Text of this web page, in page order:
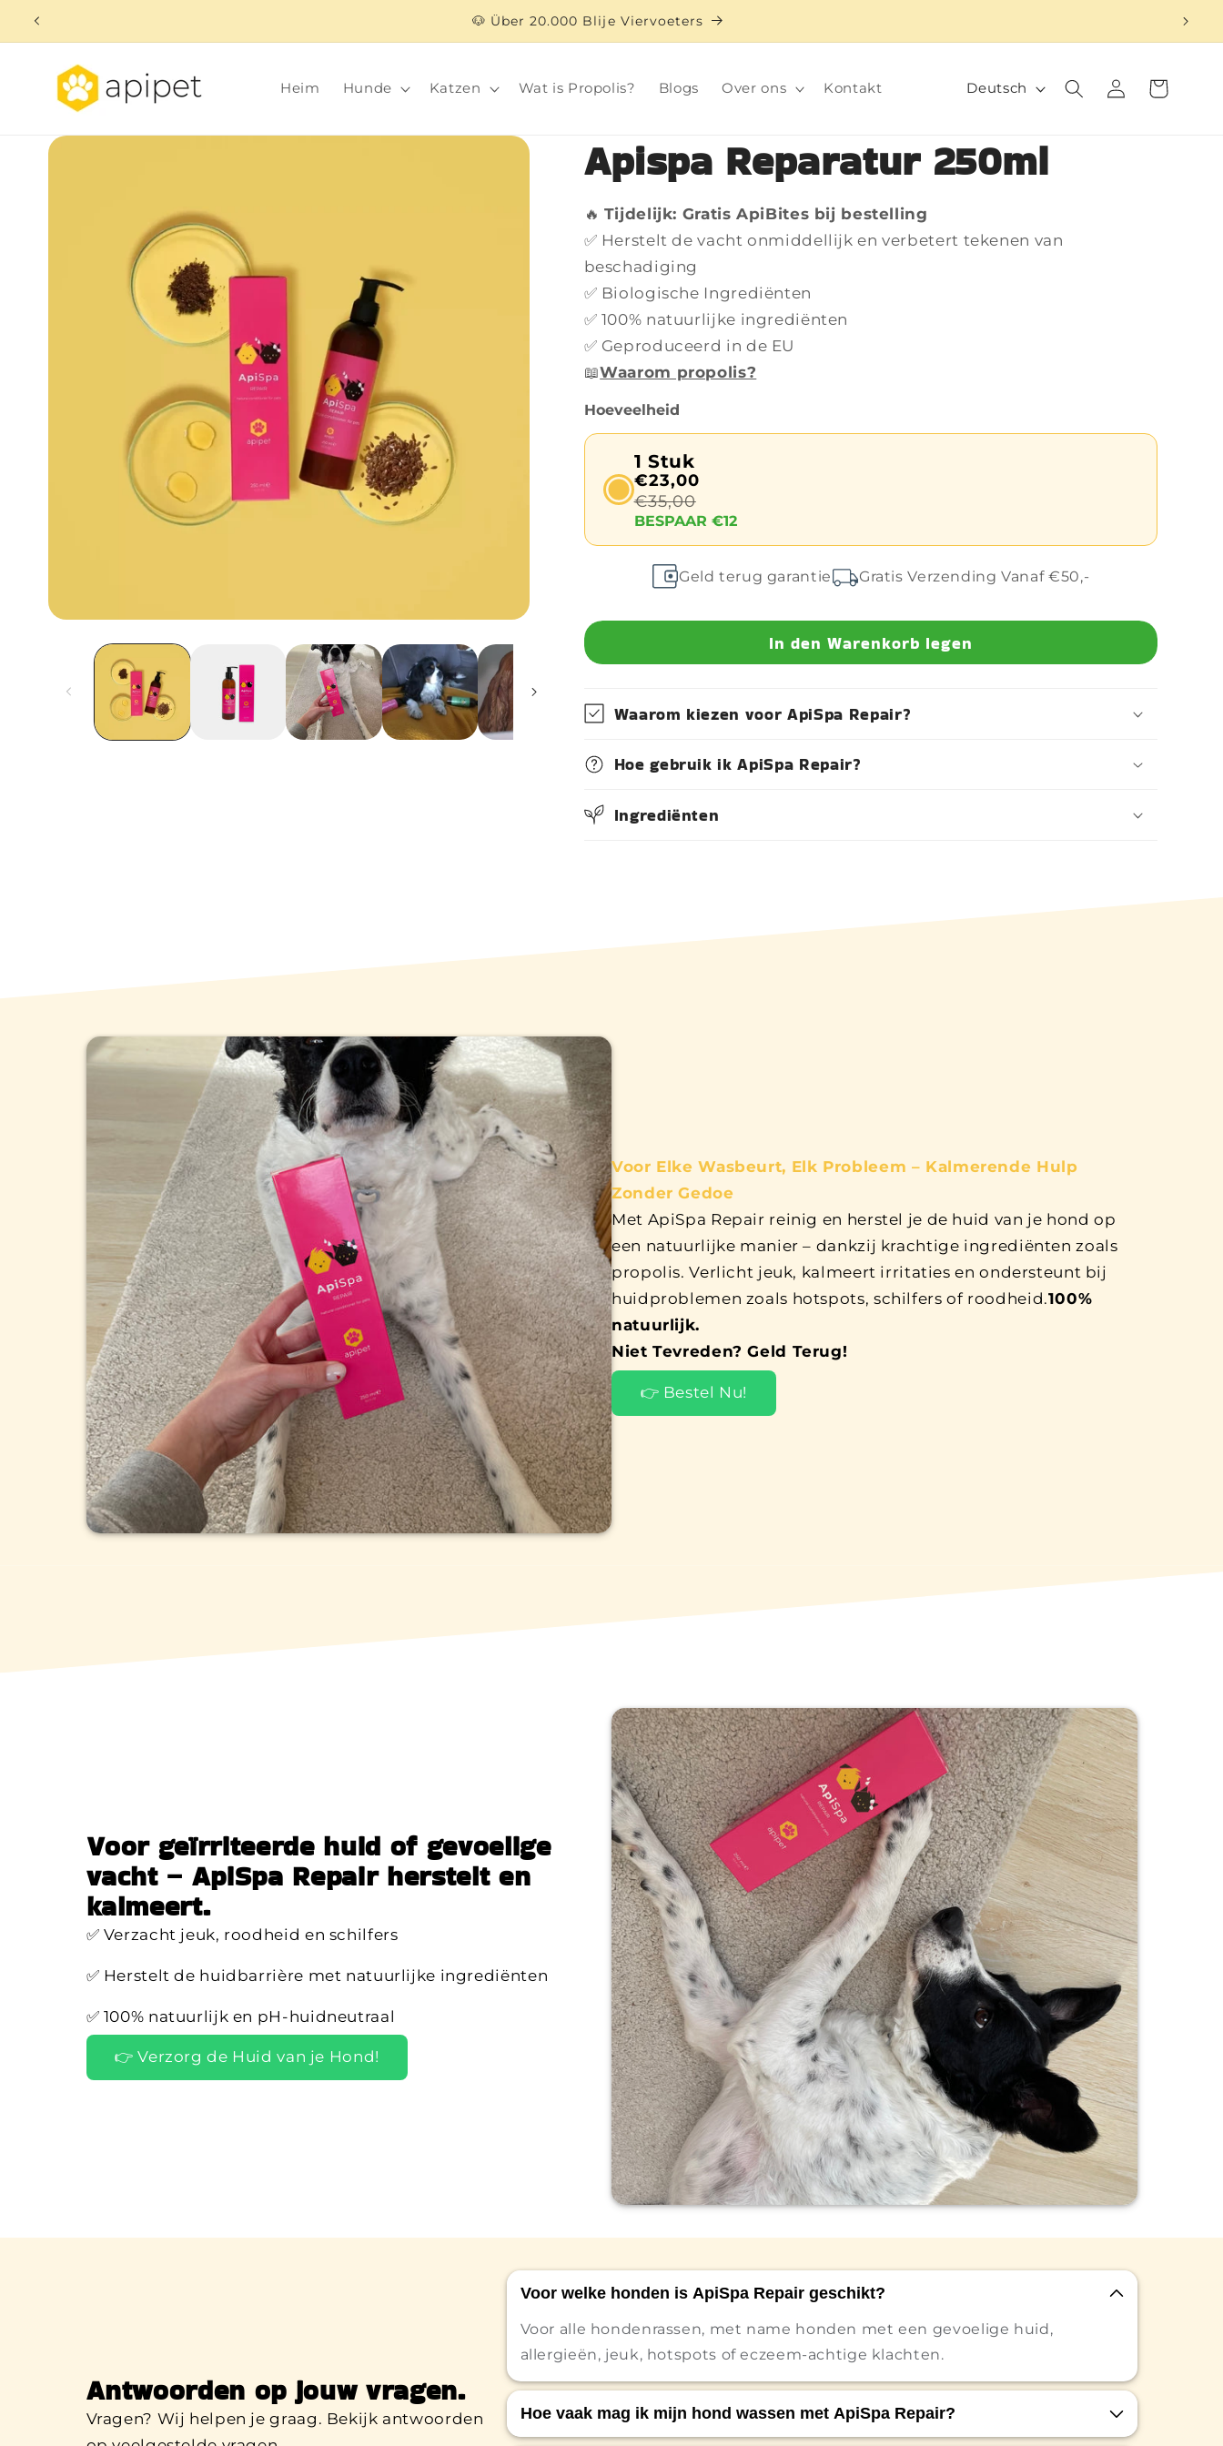
zum
Inhalt
🐶 Über 20.000 Blije Viervoeters
Heim Hunde Katzen Wat is Propolis? Blogs Over ons Kontakt
S
r
a
h
Deutsch EinloggenWarenkorb
Produktinformationen
Apispa Reparatur 250ml
🔥 Tijdelijk: Gratis ApiBites bij bestelling
✅ Herstelt de vacht onmiddellijk en verbetert tekenen van
beschadiging
✅ Biologische Ingrediënten
✅ 100% natuurlijke ingrediënten
✅ Geproduceerd in de EU
📖Waarom propolis?
Hoeveelheid
1 Stuk
€23,00
€35,00
BESPAAR €12
Geld terug garantie Gratis Verzending Vanaf €50,-
In den Warenkorb legen
Waarom kiezen voor ApiSpa Repair?
Hoe gebruik ik ApiSpa Repair?
Ingrediënten
Voor Elke Wasbeurt, Elk Probleem – Kalmerende Hulp
Zonder Gedoe
Met ApiSpa Repair reinig en herstel je de huid van je hond op
een natuurlijke manier – dankzij krachtige ingrediënten zoals
propolis. Verlicht jeuk, kalmeert irritaties en ondersteunt bij
huidproblemen zoals hotspots, schilfers of roodheid.100%
natuurlijk.
Niet Tevreden? Geld Terug!
👉 Bestel Nu!
Voor geïrriteerde huid of gevoelige
vacht – ApiSpa Repair herstelt en
kalmeert.
✅ Verzacht jeuk, roodheid en schilfers
✅ Herstelt de huidbarrière met natuurlijke ingrediënten
✅ 100% natuurlijk en pH-huidneutraal
👉 Verzorg de Huid van je Hond!
Voor welke honden is ApiSpa Repair geschikt?
Voor alle hondenrassen, met name honden met een gevoelige huid,
allergieën, jeuk, hotspots of eczeem-achtige klachten.
Hoe vaak mag ik mijn hond wassen met ApiSpa Repair?
Antwoorden op jouw vragen.
Vragen? Wij helpen je graag. Bekijk antwoorden